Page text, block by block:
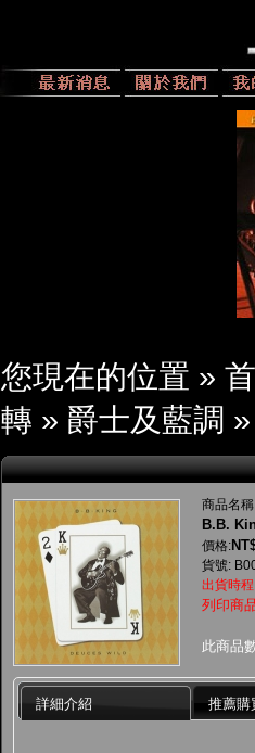
您現在的位置 »
轉 » 爵士及藍調
商品名
B.B.
價格:
貨號:
出貨時
列印商
此商品
詳細介紹 推薦購